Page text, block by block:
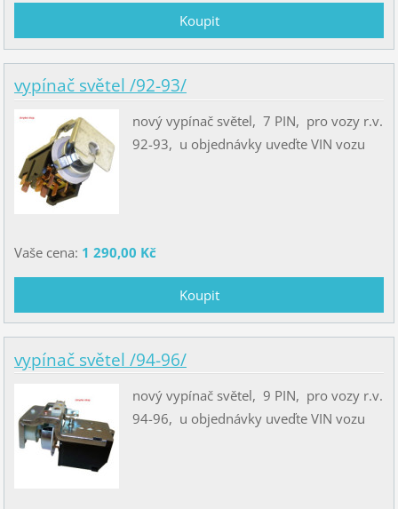
vypínač světel /92-93/
nový vypínač světel, 7 PIN, pro vozy r.v.
92-93, u objednávky uveďte VIN vozu
Vaše cena: 1 290,00 Kč
vypínač světel /94-96/
nový vypínač světel, 9 PIN, pro vozy r.v.
94-96, u objednávky uveďte VIN vozu